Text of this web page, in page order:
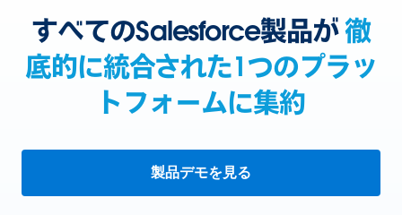
すべてのSalesforce製品が徹
底的に統合された1つのプラッ
トフォームに集約
製品デモを見る